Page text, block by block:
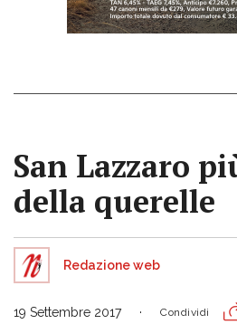
San Lazzaro
della querelle
Redazione web
19 Settembre 2017 Condividi